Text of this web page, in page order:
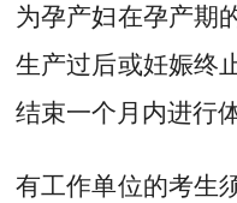
为孕产妇在孕产期
生产过后或妊娠终
结束一个月内进行
有工作单位的考生